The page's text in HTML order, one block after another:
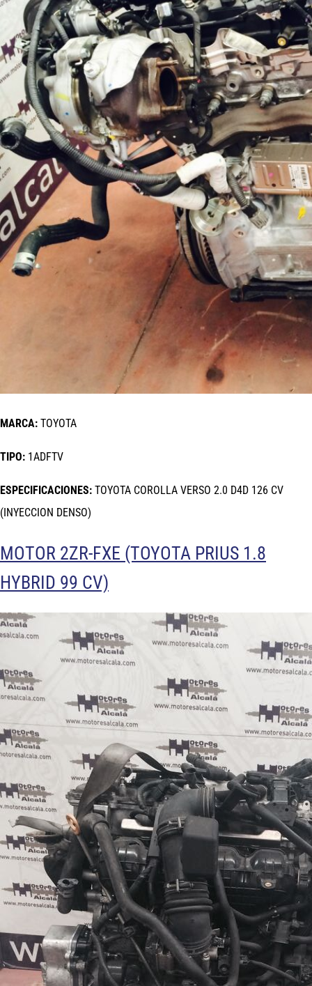
MARCA: TOYOTA
TIPO: 1ADFTV
ESPECIFICACIONES: TOYOTA COROLLA VERSO 2.0 D4D 126 CV
(INYECCION DENSO)
MOTOR 2ZR-FXE (TOYOTA PRIUS 1.8
HYBRID 99 CV)